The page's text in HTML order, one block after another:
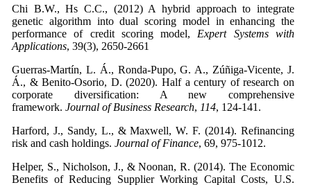
Chi B.W., Hs C.C., (2012) A hybrid approach to integrate
genetic algorithm into dual scoring model in enhancing the
performance of credit scoring model, Expert Systems with
Applications, 39(3), 2650-2661
Guerras-Martín, L. Á., Ronda-Pupo, G. A., Zúñiga-Vicente, J.
Á., & Benito-Osorio, D. (2020). Half a century of research on
corporate diversification: A new comprehensive
framework. Journal of Business Research, 114
Harford, J., Sandy, L., & Maxwell, W. F. (2014). Refinancing
risk and cash holdings. Journal of Finance, 69, 975-1012.
Helper, S., Nicholson, J., & Noonan, R. (2014). The Economic
Benefits of Reducing Supplier Working Capital Costs, U.S.